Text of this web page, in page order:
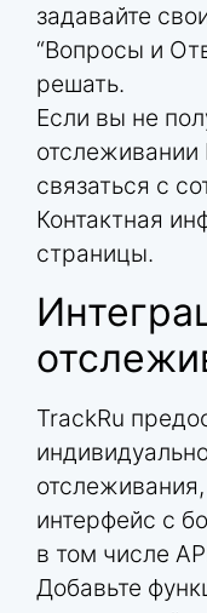
задавайте
“Вопросы и
решать.
Если вы не
связаться с
Контактная
страницы.
TrackRu
интерфейс с
в том числе
Добавьте